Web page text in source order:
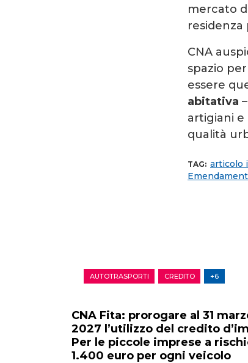
mercato
residenza
CNA
spazio
essere
abitativa
artigiani e
qualità
TAG: articolo
AUTOTRASPORTI CREDITO +6
CNA Fita: prorogare al 31
2027 l’utilizzo del credito
Per le piccole imprese a
1.400 euro per ogni veicolo